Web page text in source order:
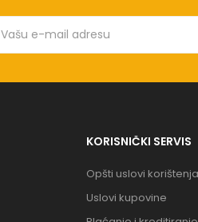
KORISNIČKI SERVIS
Opšti uslovi korištenja
Uslovi kupovine